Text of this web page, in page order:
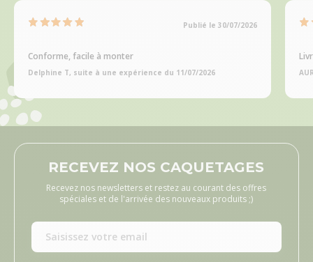
Publié le 30/07/2026
Conforme, facile à monter
Delphine T, suite à une expérience du 11/07/2026
RECEVEZ NOS CAQUETAGES
Recevez nos newsletters et restez au courant des offres
spéciales et de l'arrivée des nouveaux produits ;)